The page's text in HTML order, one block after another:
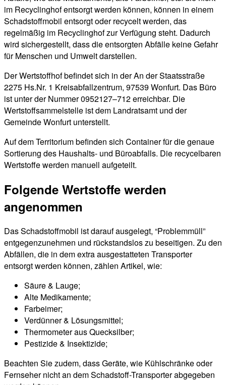
im Recyclinghof entsorgt werden können, können in einem
Schadstoffmobil entsorgt oder recycelt werden, das
regelmäßig im Recyclinghof zur Verfügung steht. Dadurch
wird sichergestellt, dass die entsorgten Abfälle keine Gefahr
für Menschen und Umwelt darstellen.
Der Wertstoffhof befindet sich in der An der Staatsstraße
2275 Hs.Nr. 1 Kreisabfallzentrum, 97539 Wonfurt. Das Büro
ist unter der Nummer 0952127–712 erreichbar. Die
Wertstoffsammelstelle ist dem Landratsamt und der
Gemeinde Wonfurt unterstellt.
Auf dem Territorium befinden sich Container für die genaue
Sortierung des Haushalts- und Büroabfalls. Die recycelbaren
Wertstoffe werden manuell aufgeteilt.
Folgende Wertstoffe werden
angenommen
Das Schadstoffmobil ist darauf ausgelegt, “Problemmüll”
entgegenzunehmen und rückstandslos zu beseitigen. Zu den
Abfällen, die in dem extra ausgestatteten Transporter
entsorgt werden können, zählen Artikel, wie:
Säure & Lauge;
Alte Medikamente;
Farbeimer;
Verdünner & Lösungsmittel;
Thermometer aus Quecksilber;
Pestizide & Insektizide;
Beachten Sie zudem, dass Geräte, wie Kühlschränke oder
Fernseher nicht an dem Schadstoff-Transporter abgegeben